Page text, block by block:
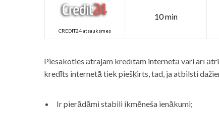
CREDIT24 atsauksmes
10 min
Piesakoties ātrajam kredītam internetā vari arī
kredīts internetā tiek piešķirts, tad, ja atbilsti
Ir pierādāmi stabili ikmēneša ienākumi;